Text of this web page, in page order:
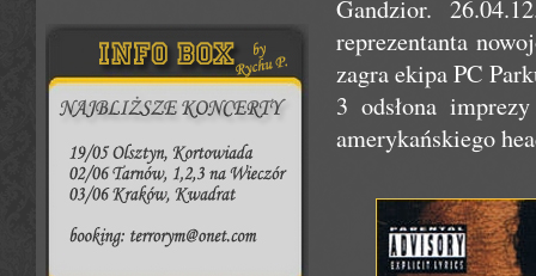
Gandzior.
reprezentanta
zagra ekipa PC
3 odsłona
amerykańskiego